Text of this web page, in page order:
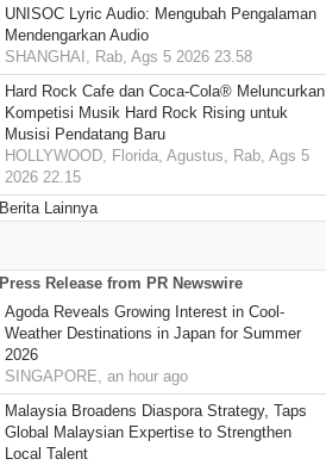
UNISOC Lyric Audio: Mengubah Pengalaman
Mendengarkan Audio
SHANGHAI, Rab, Ags 5 2026 23.58
Hard Rock Cafe dan Coca-Cola® Meluncurkan
Kompetisi Musik Hard Rock Rising untuk
Musisi Pendatang Baru
HOLLYWOOD, Florida, Agustus, Rab, Ags 5
2026 22.15
Berita Lainnya
Press Release from PR Newswire
Agoda Reveals Growing Interest in Cool-
Weather Destinations in Japan for Summer
2026
SINGAPORE, an hour ago
Malaysia Broadens Diaspora Strategy, Taps
Global Malaysian Expertise to Strengthen
Local Talent